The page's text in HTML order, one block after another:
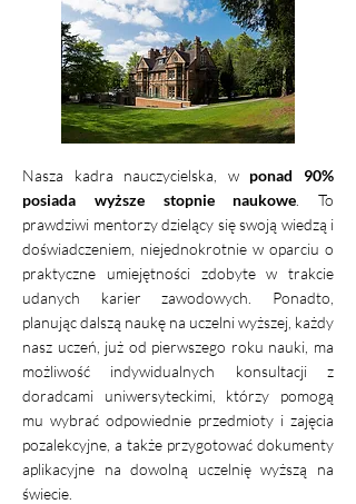
Nasza kadra nauczycielska, w ponad 90%
posiada wyższe stopnie naukowe . To
prawdziwi mentorzy dzielący się swoją wiedzą i
doświadczeniem, niejednokrotnie w oparciu o
praktyczne umiejętności zdobyte w trakcie
udanych karier zawodowych. Ponadto,
planując dalszą naukę na uczelni wyższej, każdy
nasz uczeń, już od pierwszego roku nauki, ma
możliwość indywidualnych konsultacji z
doradcami uniwersyteckimi, którzy pomogą
mu wybrać odpowiednie przedmioty i zajęcia
pozalekcyjne, a także przygotować dokumenty
aplikacyjne na dowolną uczelnię wyższą na
świecie.